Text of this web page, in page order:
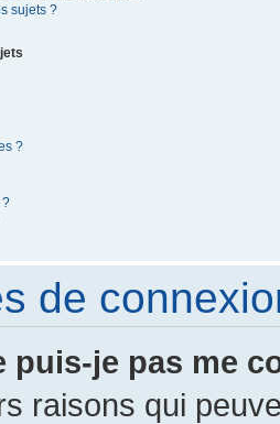
sujets ?
?
?
de
puis-je pas me
raisons qui